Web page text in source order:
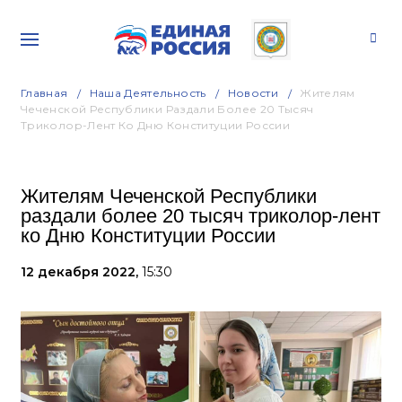
Главная Наша Деятельность Новости
Жителям
Чеченской Республики Раздали Более 20 Тысяч
Триколор-Лент Ко Дню Конституции России
Жителям Чеченской Республики
раздали более 20 тысяч триколор-лент
ко Дню Конституции России
12 декабря 2022, 15:30